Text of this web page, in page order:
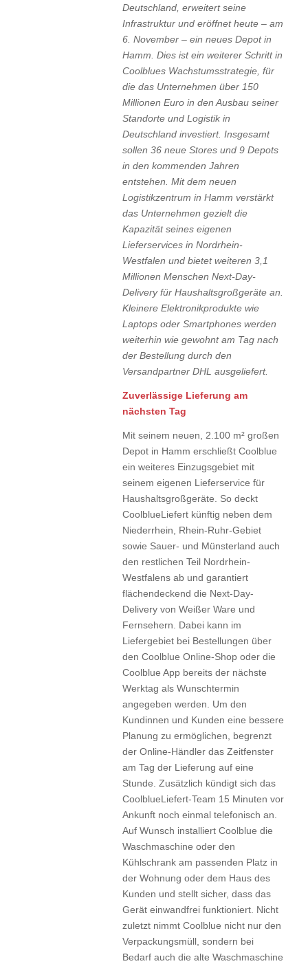
Deutschland, erweitert seine
Infrastruktur und eröffnet heute – am
6. November – ein neues Depot in
Hamm. Dies ist ein weiterer Schritt in
Coolblues Wachstumsstrategie, für
die das Unternehmen über 150
Millionen Euro in den Ausbau seiner
Standorte und Logistik in
Deutschland investiert. Insgesamt
sollen 36 neue Stores und 9 Depots
in den kommenden Jahren
entstehen. Mit dem neuen
Logistikzentrum in Hamm verstärkt
das Unternehmen gezielt die
Kapazität seines eigenen
Lieferservices in Nordrhein-
Westfalen und bietet weiteren 3,1
Millionen Menschen Next-Day-
Delivery für Haushaltsgroßgeräte an.
Kleinere Elektronikprodukte wie
Laptops oder Smartphones werden
weiterhin wie gewohnt am Tag nach
der Bestellung durch den
Versandpartner DHL ausgeliefert.
Zuverlässige Lieferung am
nächsten Tag
Mit seinem neuen, 2.100 m² großen
Depot in Hamm erschließt Coolblue
ein weiteres Einzugsgebiet mit
seinem eigenen Lieferservice für
Haushaltsgroßgeräte. So deckt
CoolblueLiefert künftig neben dem
Niederrhein, Rhein-Ruhr-Gebiet
sowie Sauer- und Münsterland auch
den restlichen Teil Nordrhein-
Westfalens ab und garantiert
flächendeckend die Next-Day-
Delivery von Weißer Ware und
Fernsehern. Dabei kann im
Liefergebiet bei Bestellungen über
den Coolblue Online-Shop oder die
Coolblue App bereits der nächste
Werktag als Wunschtermin
angegeben werden. Um den
Kundinnen und Kunden eine bessere
Planung zu ermöglichen, begrenzt
der Online-Händler das Zeitfenster
am Tag der Lieferung auf eine
Stunde. Zusätzlich kündigt sich das
CoolblueLiefert-Team 15 Minuten vor
Ankunft noch einmal telefonisch an.
Auf Wunsch installiert Coolblue die
Waschmaschine oder den
Kühlschrank am passenden Platz in
der Wohnung oder dem Haus des
Kunden und stellt sicher, dass das
Gerät einwandfrei funktioniert. Nicht
zuletzt nimmt Coolblue nicht nur den
Verpackungsmüll, sondern bei
Bedarf auch die alte Waschmaschine